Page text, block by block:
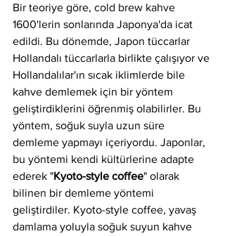
Bir teoriye göre, cold brew kahve
1600'lerin sonlarında Japonya'da icat
edildi. Bu dönemde, Japon tüccarlar
Hollandalı tüccarlarla birlikte çalışıyor ve
Hollandalılar'ın sıcak iklimlerde bile
kahve demlemek için bir yöntem
geliştirdiklerini öğrenmiş olabilirler. Bu
yöntem, soğuk suyla uzun süre
demleme yapmayı içeriyordu. Japonlar,
bu yöntemi kendi kültürlerine adapte
ederek "Kyoto-style coffee" olarak
bilinen bir demleme yöntemi
geliştirdiler. Kyoto-style coffee, yavaş
damlama yoluyla soğuk suyun kahve